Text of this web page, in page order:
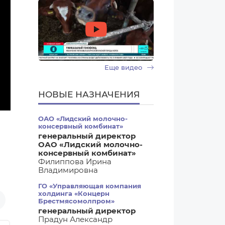
Еще видео
НОВЫЕ НАЗНАЧЕНИЯ
ОАО «Лидский молочно-
консервный комбинат»
генеральный директор
ОАО «Лидский молочно-
консервный комбинат»
Филиппова Ирина
Владимировна
ГО «Управляющая компания
холдинга «Концерн
Брестмясомолпром»
генеральный директор
Прадун Александр